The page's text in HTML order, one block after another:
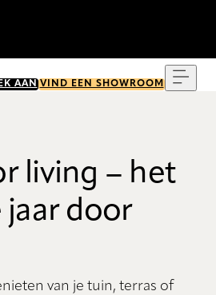
AAN VIND EEN SHOWROOM
living – het
jaar door
van je tuin, terras of